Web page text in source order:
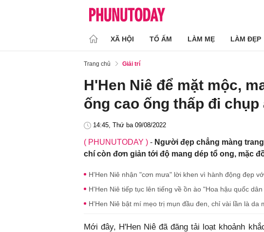
XÃ HỘI TỔ ẤM LÀM MẸ LÀM ĐẸP
Trang chủ Giải trí
H'Hen Niê để mặt mộc,
ống cao ống thấp đi
14:45, Thứ ba 09/08/2022
( PHUNUTODAY ) - Người đẹp chẳng màng
chí còn đơn giản tới độ mang dép tổ ong, mặc
H'Hen Niê nhận "cơn mưa" lời khen vì hành động đẹp
H'Hen Niê tiếp tục lên tiếng về ồn ào "Hoa hậu quốc
H'Hen Niê bật mí mẹo trị mụn đầu đen, chỉ vài lần là da
Mới đây, H'Hen Niê đã đăng tải loạt khoảnh